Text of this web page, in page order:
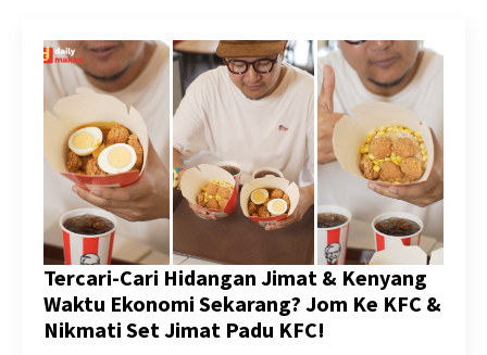
Tercari-Cari Hidangan Jimat & Kenyang
Waktu Ekonomi Sekarang? Jom Ke KFC &
Nikmati Set Jimat Padu KFC!